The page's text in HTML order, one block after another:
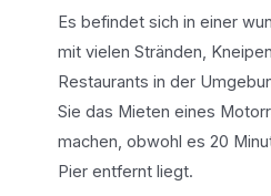
Es befindet sich in einer
mit vielen Stränden,
Restaurants in der
Sie das Mieten eines
machen, obwohl es 20
Pier entfernt liegt.